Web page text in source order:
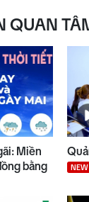
QUAN
Miền
bằng
NEW